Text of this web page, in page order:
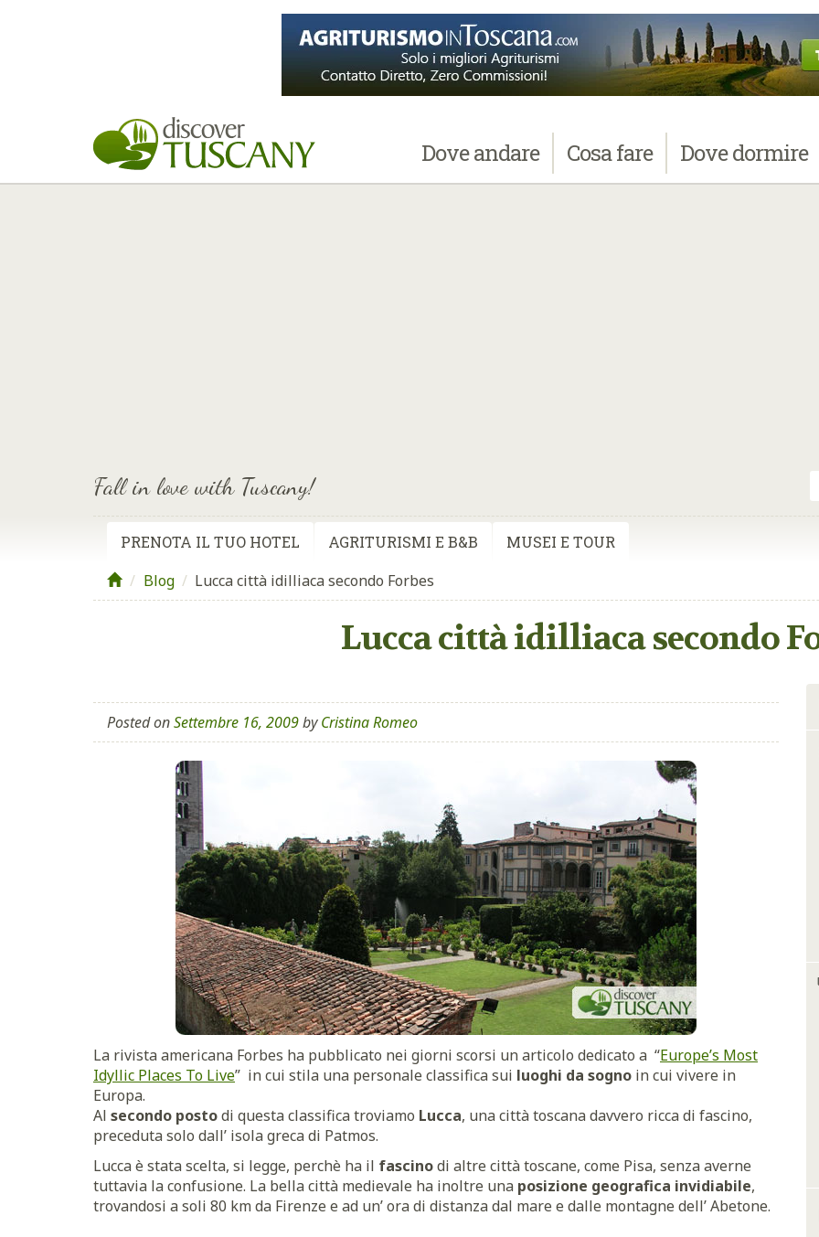
Doveandare Cosafare Dovedormire
Fall in love with Tuscany!
PRENOTA IL TUO HOTEL AGRITURISMI E B&B MUSEI E TOUR
Blog / Lucca città idilliaca secondo Forbes
Lucca città idilliaca secondo
Posted onSettembre 16, 2009byCristina Romeo
La rivista americana Forbes ha pubblicato nei giorni scorsi un articolo dedicato a “Europe’s Most
Idyllic Places To Live” in cui stila una personale classifica sui luoghi da sogno in cui vivere in
Europa.
Al secondo postodi questa classifica troviamo Lucca, una città toscana davvero ricca di fascino,
preceduta solo dall’ isola greca di Patmos.
Lucca è stata scelta, si legge, perchè ha il fascinodi altre città toscane, come Pisa, senza averne
tuttavia la confusione. La bella città medievale ha inoltre una posizione geografica invidiabile,
trovandosi a soli 80 km da Firenze e ad un’ ora di distanza dal mare e dalle montagne dell’ Abetone.